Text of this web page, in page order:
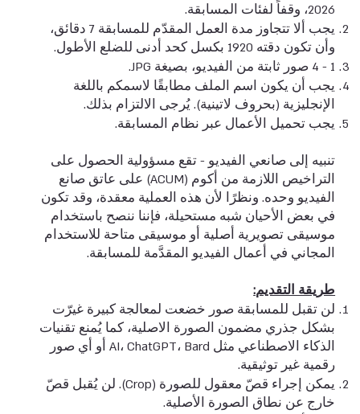
2026، وقفاً لفئات المسابقة.
يجب ألا تتجاوز مدة العمل المقدّم للمسابقة 7 دقائق،
وأن تكون دقته 1920 بكسل كحد أدنى للضلع الأطول.
1 - 4 صور ثابتة من الفيديو، بصيغة JPG.
يجب أن يكون اسم الملف مطابقًا لاسمكم باللغة
الإنجليزية (بحروف لاتينية). يُرجى الالتزام بذلك.
يجب تحميل الأعمال عبر نظام المسابقة.
تنبيه إلى صانعي الفيديو - تقع مسؤولية الحصول على
التراخيص اللازمة من أكوم (ACUM) على عاتق صانع
الفيديو وحده. ونظرًا لأن هذه العملية معقدة، وقد تكون
في بعض الأحيان شبه مستحيلة، فإننا ننصح باستخدام
موسيقى تصويرية أصلية أو موسيقى متاحة للاستخدام
المجاني في أعمال الفيديو المقدَّمة للمسابقة.
طريقة التقديم:
لن تقبل للمسابقة صور خضعت لمعالجة كبيرة غيرّت
بشكل جذري مضمون الصورة الاصلية، كما يُمنع تقنيات
الذكاء الاصطناعي مثل AI، ChatGPT، Bard أو أي صور
رقمية غير توثيقية.
يمكن إجراء قصّ معقول للصورة (Crop). لن يُقبل قصّ
خارج عن نطاق الصورة الأصلية.